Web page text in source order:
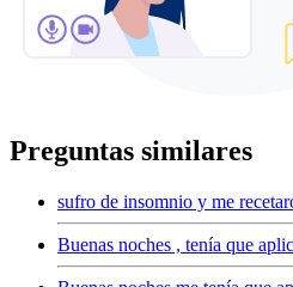
Preguntas similares
sufro de insomnio y me
Buenas noches , tenía que